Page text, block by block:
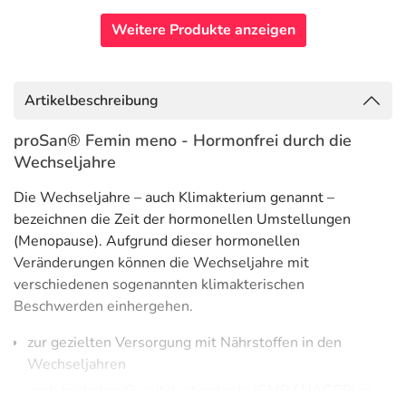
Weitere Produkte anzeigen
Artikelbeschreibung
proSan® Femin meno - Hormonfrei durch die
Wechseljahre
Die Wechseljahre – auch Klimakterium genannt –
bezeichnen die Zeit der hormonellen Umstellungen
(Menopause). Aufgrund dieser hormonellen
Veränderungen können die Wechseljahre mit
verschiedenen sogenannten klimakterischen
Beschwerden einhergehen.
zur gezielten Versorgung mit Nährstoffen in den
Wechseljahren